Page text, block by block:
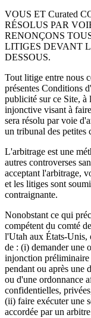
VOUS ET Curated
RÉSOLUS PAR
RENONÇONS
LITIGES DEVANT
DESSOUS.
Tout litige entre nous
présentes Conditions
publicité sur ce Site, à
injonctive visant à
sera résolu par voie
un tribunal des petites
L'arbitrage est une
autres controverses
acceptant l'arbitrage,
et les litiges sont
contraignante.
Nonobstant ce qui
compétent du comté
l'Utah aux États-Unis,
de : (i) demander une
injonction préliminaire
pendant ou après une
ou d'une ordonnance
confidentielles,
(ii) faire exécuter une
accordée par un